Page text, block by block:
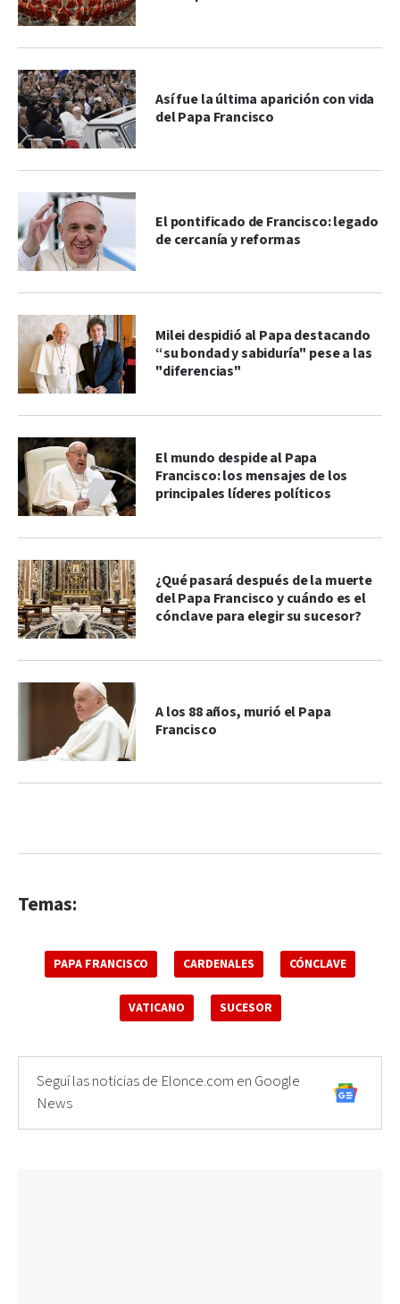
Así fue la última aparición con vida
del Papa Francisco
El pontificado de Francisco: legado
de cercanía y reformas
Milei despidió al Papa destacando
“su bondad y sabiduría" pese a las
"diferencias"
El mundo despide al Papa
Francisco: los mensajes de los
principales líderes políticos
¿Qué pasará después de la muerte
del Papa Francisco y cuándo es el
cónclave para elegir su sucesor?
A los 88 años, murió el Papa
Francisco
Temas:
PAPA FRANCISCO CARDENALES CÓNCLAVE
VATICANO SUCESOR
Seguí las noticias de Elonce.com en Google
News